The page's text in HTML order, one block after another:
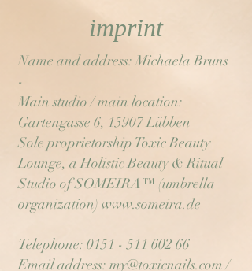
imprint
Name and address: Michaela Bruns
-
Main studio / main location:
Gartengasse 6, 15907 Lübben
Sole proprietorship Toxic Beauty
Lounge, a Holistic Beauty & Ritual
Studio of SOMEIRA™ (umbrella
organization) www.someira.de
Telephone: 0151 - 511 602 66
Email address: my@toxicnails.com /